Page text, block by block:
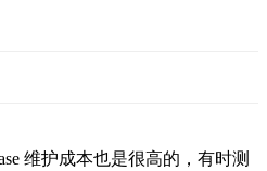
维护成本也是很高的，有时测